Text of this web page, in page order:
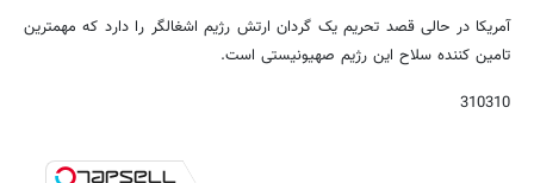
آمریکا در حالی قصد تحریم یک گردان ارتش رژیم اشغالگر را دارد که مهمترین
تامین کننده سلاح این رژیم صهیونیستی است.
310310